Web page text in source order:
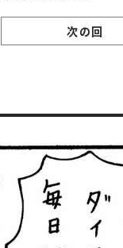
う子”の日常
次の回